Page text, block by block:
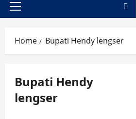
Primary
Home Bupati Hendy lengser
Bupati Hendy
lengser